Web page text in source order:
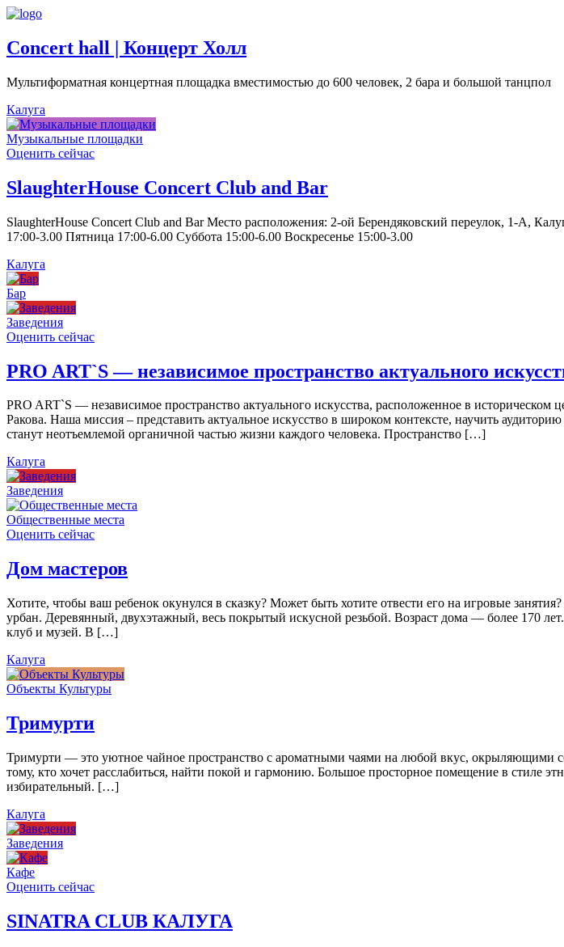
Concert hall | Концерт Холл
Мультиформатная концертная площадка вместимостью до 600 человек, 2 бара и большой танцпол
Калуга
Музыкальные площадки
Оценить сейчас
SlaughterHouse Concert Club and Bar
SlaughterHouse Concert Club and Bar Место расположения: 2-ой Берендяковский переулок, 1-А,
17:00-3.00 Пятница 17:00-6.00 Суббота 15:00-6.00 Воскресенье 15:00-3.00
Калуга
Бар
Заведения
Оценить сейчас
PRO ART`S — независимое пространство актуального
PRO ART`S — независимое пространство актуального искусства, расположенное в
Ракова. Наша миссия – представить актуальное искусство в широком контексте, научить
станут неотъемлемой органичной частью жизни каждого человека. Пространство […]
Калуга
Заведения
Общественные места
Оценить сейчас
Дом мастеров
Хотите, чтобы ваш ребенок окунулся в сказку? Может быть хотите отвести его на игровые
урбан. Деревянный, двухэтажный, весь покрытый искусной резьбой. Возраст дома — более 170
клуб и музей. В […]
Калуга
Объекты Культуры
Тримурти
Тримурти — это уютное чайное пространство с ароматными чаями на любой вкус, окрыляющими
тому, кто хочет расслабиться, найти покой и гармонию. Большое просторное помещение в стиле
избирательный. […]
Калуга
Заведения
Кафе
Оценить сейчас
SINATRA CLUB КАЛУГА